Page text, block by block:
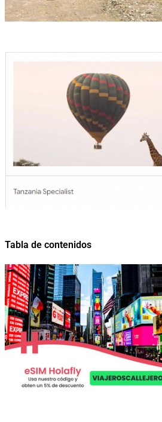
Tabla de contenidos